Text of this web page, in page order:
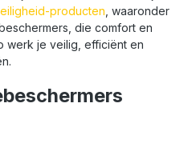
duurzame materialen
die geschikt zijn voor
intensief gebruik op
ruwe ondergronden.
comfortabel blijven
zitten.Met de Fento Max
producten , waaronder
die comfort en
werk je veilig, efficiënt en